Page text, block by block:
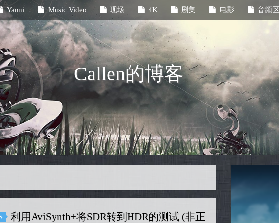
Yanni Music Video 现场 4K 剧集 电影 音频区
Callen的博客
利用AviSynth+将SDR转到HDR的测试 (非正